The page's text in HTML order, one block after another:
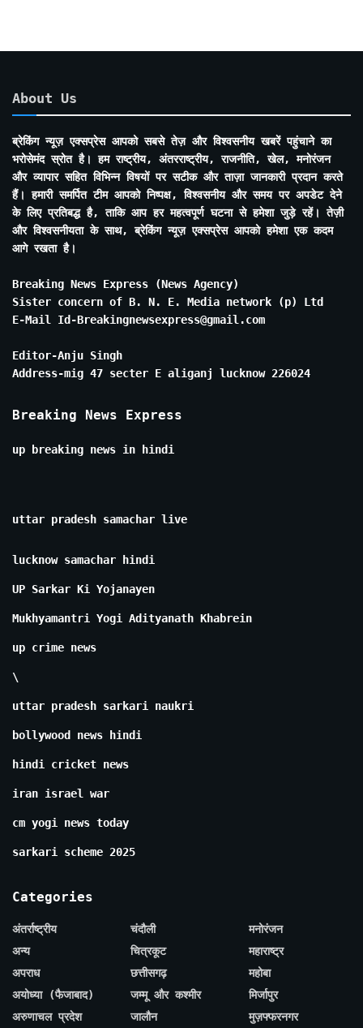
About Us
ब्रेकिंग न्यूज़ एक्सप्रेस आपको सबसे तेज़ और विश्वसनीय खबरें पहुंचाने का
भरोसेमंद स्रोत है। हम राष्ट्रीय, अंतरराष्ट्रीय, राजनीति, खेल, मनोरंजन
और व्यापार सहित विभिन्न विषयों पर सटीक और ताज़ा जानकारी प्रदान करते
हैं। हमारी समर्पित टीम आपको निष्पक्ष, विश्वसनीय और समय पर अपडेट देने
के लिए प्रतिबद्ध है, ताकि आप हर महत्वपूर्ण घटना से हमेशा जुड़े रहें। तेज़ी
और विश्वसनीयता के साथ, ब्रेकिंग न्यूज़ एक्सप्रेस आपको हमेशा एक कदम
आगे रखता है।
Breaking News Express (News Agency)
Sister concern of B. N. E. Media network (p) Ltd
E-Mail Id-Breakingnewsexpress@gmail.com
Editor-Anju Singh
Address-mig 47 secter E aliganj lucknow 226024
Breaking News Express
up breaking news in hindi
uttar pradesh samachar live
lucknow samachar hindi
UP Sarkar Ki Yojanayen
Mukhyamantri Yogi Adityanath Khabrein
up crime news
\
uttar pradesh sarkari naukri
bollywood news hindi
hindi cricket news
iran israel war
cm yogi news today
sarkari scheme 2025
Categories
अंतर्राष्ट्रीय
अन्य
अपराध
अयोध्या (फैजाबाद)
अरुणाचल प्रदेश
चंदौली
चित्रकूट
छत्तीसगढ़
जम्मू और कश्मीर
जालौन
मनोरंजन
महाराष्ट्र
महोबा
मिर्जापुर
मुज़फ्फरनगर